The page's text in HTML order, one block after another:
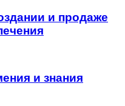
и продаже
и знания